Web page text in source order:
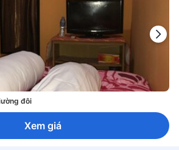
đôi
Xem giá